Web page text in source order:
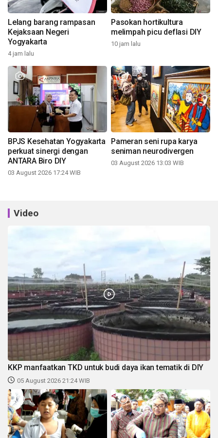
Lelang barang rampasan
Kejaksaan Negeri
Yogyakarta
4 jam lalu
Pasokan hortikultura
melimpah picu deflasi DIY
10 jam lalu
BPJS Kesehatan Yogyakarta
perkuat sinergi dengan
ANTARA Biro DIY
03 August 2026 17:24 WIB
Pameran seni rupa karya
seniman neurodivergen
03 August 2026 13:03 WIB
Video
KKP manfaatkan TKD untuk budi daya ikan tematik di DIY
05 August 2026 21:24 WIB